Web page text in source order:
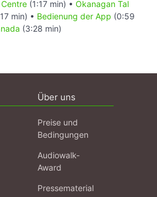
(1:17 min) • Okanagan Tal
min) • Bedienung der App (0:59
(3:28 min)
Über uns
Preise und
Bedingungen
Audiowalk-
Award
Pressematerial